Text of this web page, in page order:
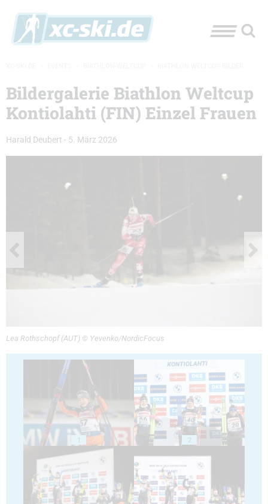
Bildergalerie Biathlon Weltcup
Kontiolahti (FIN) Einzel Frauen
Harald Deubert - 5. März 2026
Lea Rothschopf (AUT) © Yevenko/NordicFocus
1 2